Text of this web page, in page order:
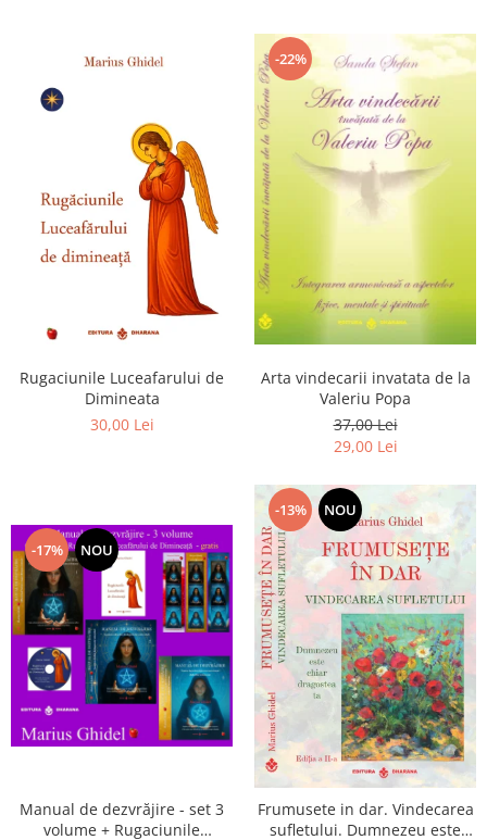
Rugaciunile Luceafarului de
Dimineata
30,00 Lei
-22%
Arta vindecarii invatata de la
Valeriu Popa
37,00 Lei
29,00 Lei
-17% NOU
Manual de dezvrăjire - set 3
volume + Rugaciunile
-13% NOU
Frumusete in dar. Vindecarea
sufletului. Dumnezeu este